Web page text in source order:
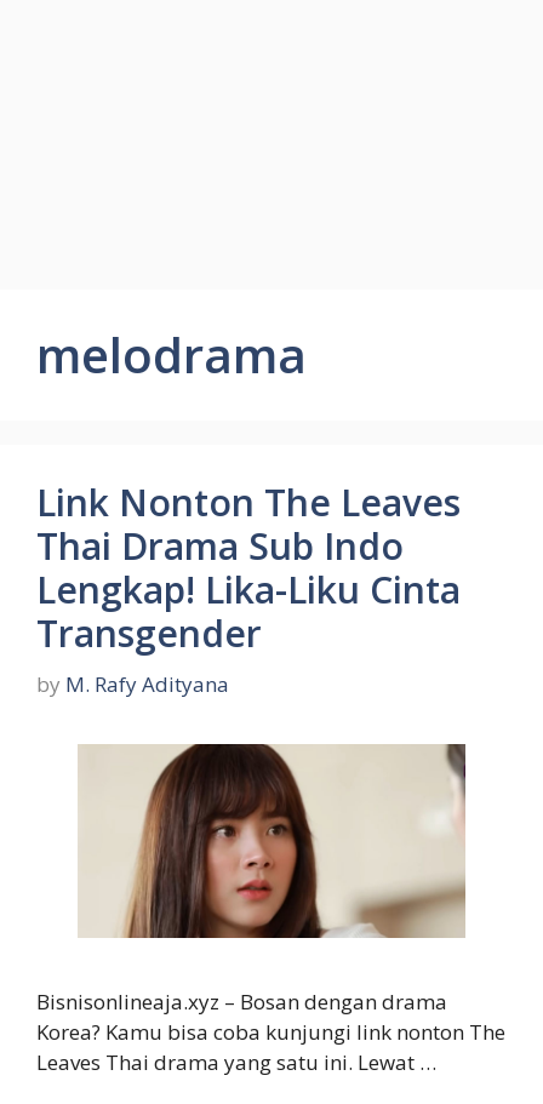
melodrama
Link Nonton The Leaves
Thai Drama Sub Indo
Lengkap! Lika-Liku Cinta
Transgender
by M. Rafy Adityana
Bisnisonlineaja.xyz – Bosan dengan drama
Korea? Kamu bisa coba kunjungi link nonton The
Leaves Thai drama yang satu ini. Lewat …